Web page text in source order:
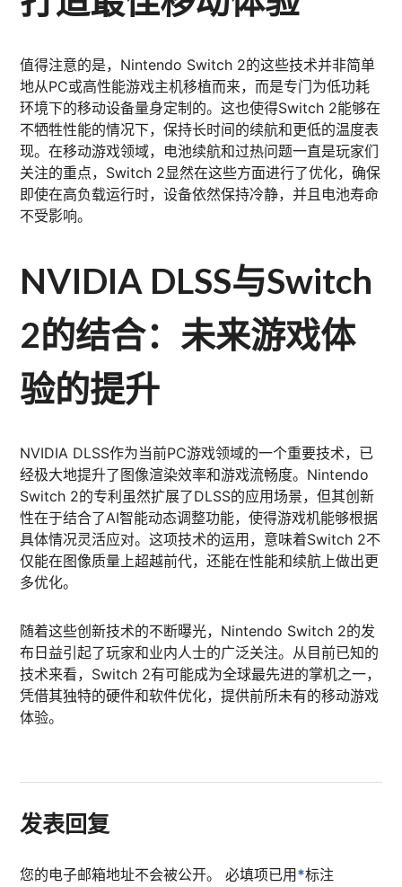
值得注意的是，Nintendo Switch 2的这些技术并非简单
地从PC或高性能游戏主机移植而来，而是专门为低功耗
环境下的移动设备量身定制的。这也使得Switch 2能够在
不牺牲性能的情况下，保持长时间的续航和更低的温度表
现。在移动游戏领域，电池续航和过热问题一直是玩家们
关注的重点，Switch 2显然在这些方面进行了优化，确保
即使在高负载运行时，设备依然保持冷静，并且电池寿命
不受影响。
NVIDIA DLSS与Switch
2的结合：未来游戏体
验的提升
NVIDIA DLSS作为当前PC游戏领域的一个重要技术，已
经极大地提升了图像渲染效率和游戏流畅度。Nintendo
Switch 2的专利虽然扩展了DLSS的应用场景，但其创新
性在于结合了AI智能动态调整功能，使得游戏机能够根据
具体情况灵活应对。这项技术的运用，意味着Switch 2不
仅能在图像质量上超越前代，还能在性能和续航上做出更
多优化。
随着这些创新技术的不断曝光，Nintendo Switch 2的发
布日益引起了玩家和业内人士的广泛关注。从目前已知的
技术来看，Switch 2有可能成为全球最先进的掌机之一，
凭借其独特的硬件和软件优化，提供前所未有的移动游戏
体验。
发表回复
您的电子邮箱地址不会被公开。 必填项已用*标注